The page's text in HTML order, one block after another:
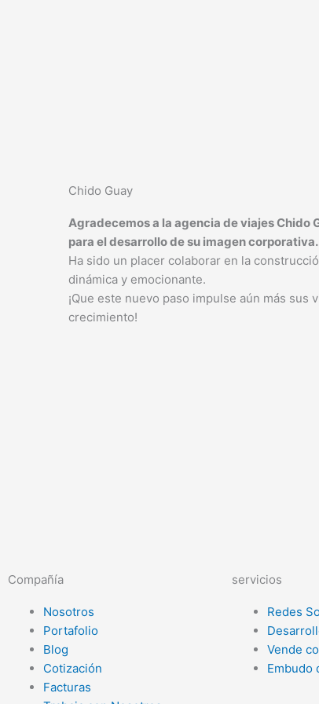
Chido Guay
Agradecemos a la agencia de viajes Chido
para el desarrollo de su imagen corporativa.
Ha sido un placer colaborar en la
dinámica y emocionante.
¡Que este nuevo paso impulse aún más sus
crecimiento!
Compañía
Nosotros
Portafolio
Blog
Cotización
Facturas
servicios
Redes
Vende
Embudo